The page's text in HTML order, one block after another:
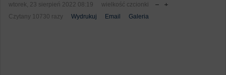
wtorek, 23 sierpień 2022 08:19
wielkość czcionki
Czytany 10730 razy
Wydrukuj Email Galeria